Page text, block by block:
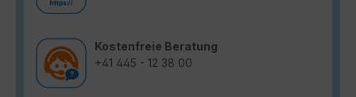
Kostenfreie Beratung
+41 445 - 12 38 00